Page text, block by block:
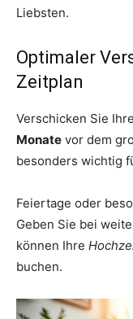
Liebsten.
Optimaler
Zeitplan
Verschicken Sie
Monate vor dem
besonders wichtig
Feiertage oder
Geben Sie bei
können Ihre
buchen.